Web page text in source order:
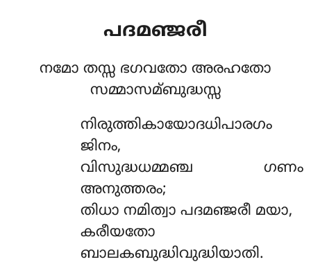
പദമഞ്ജരീ
നമോ തസ്സ ഭഗവതോ അരഹതോ
സമ്മാസമ്ബുദ്ധസ്സ
നിരുത്തികായോദധിപാരഗം
ജിനം,
വിസുദ്ധധമ്മഞ്ച ഗണം
അനുത്തരം;
തിധാ നമിത്വാ പദമഞ്ജരീ മയാ,
കരീയതോ
ബാലകബുദ്ധിവുദ്ധിയാതി.